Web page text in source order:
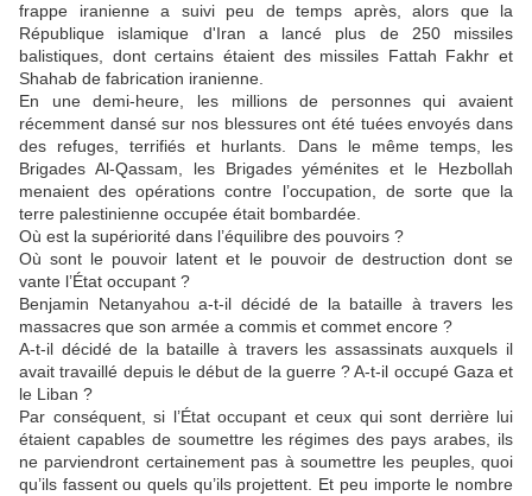
frappe iranienne a suivi peu de temps après, alors que la
République islamique d'Iran a lancé plus de 250 missiles
balistiques, dont certains étaient des missiles Fattah Fakhr et
Shahab de fabrication iranienne.
En une demi-heure, les millions de personnes qui avaient
récemment dansé sur nos blessures ont été tuées envoyés dans
des refuges, terrifiés et hurlants. Dans le même temps, les
Brigades Al-Qassam, les Brigades yéménites et le Hezbollah
menaient des opérations contre l’occupation, de sorte que la
terre palestinienne occupée était bombardée.
Où est la supériorité dans l’équilibre des pouvoirs ?
Où sont le pouvoir latent et le pouvoir de destruction dont se
vante l’État occupant ?
Benjamin Netanyahou a-t-il décidé de la bataille à travers les
massacres que son armée a commis et commet encore ?
A-t-il décidé de la bataille à travers les assassinats auxquels il
avait travaillé depuis le début de la guerre ? A-t-il occupé Gaza et
le Liban ?
Par conséquent, si l’État occupant et ceux qui sont derrière lui
étaient capables de soumettre les régimes des pays arabes, ils
ne parviendront certainement pas à soumettre les peuples, quoi
qu’ils fassent ou quels qu’ils projettent. Et peu importe le nombre